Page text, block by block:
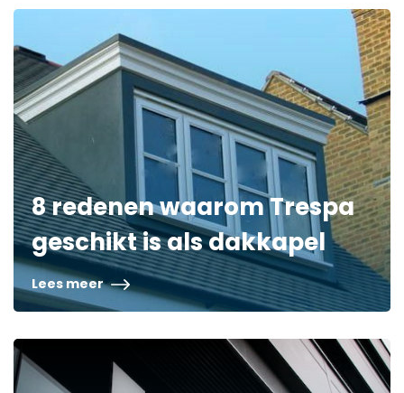
8 redenen waarom Trespa
geschikt is als dakkapel
Lees meer